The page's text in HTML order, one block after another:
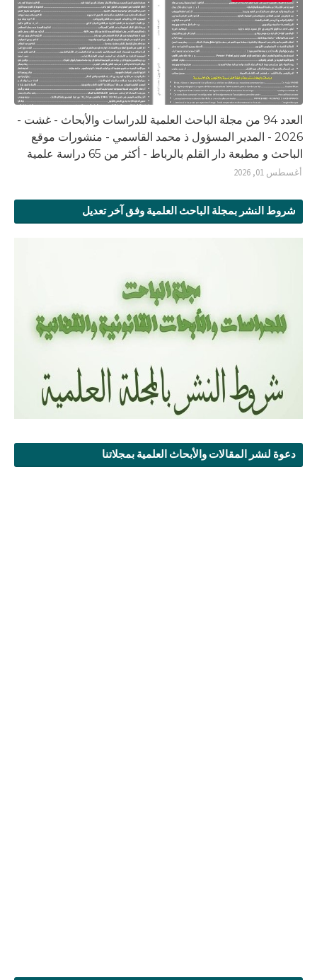
العدد 94 من مجلة الباحث العلمية للدراسات والأبحاث - غشت -
2026 - المدير المسؤول ذ محمد القاسمي - منشورات موقع
الباحث و مطبعة دار القلم بالرباط - أكثر من 65 دراسة علمية
أغسطس 01, 2026
شروط النشر بمجلة الباحث العلمية وفق آخر تعديل
دعوة لنشر المقالات والأبحاث العلمية بمجلاتنا